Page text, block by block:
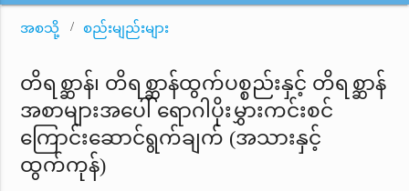
အစသို့ စည်းမျည်းများ
တိရစ္ဆာန်၊ တိရစ္ဆာန်ထွက်ပစ္စည်းနှင့် တိရစ္ဆာန်
အစာများအပေါ် ရောဂါပိုးမွှားကင်းစင်
ကြောင်းဆောင်ရွက်ချက် (အသားနှင့်
ထွက်ကုန်)